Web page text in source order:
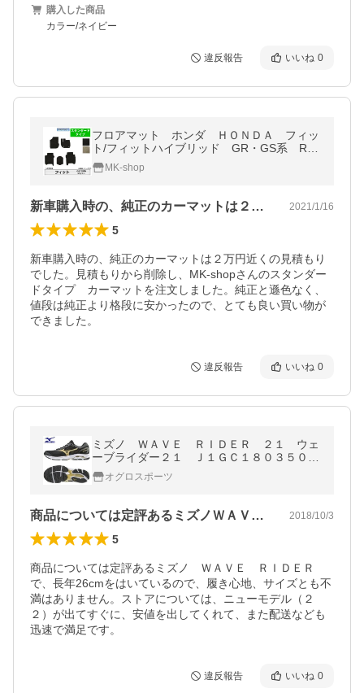
購入した商品
カラー/ネイビー
違反報告 いいね 0
フロアマット ホンダ ＨＯＮＤＡ フィッ
ト/フィットハイブリッド GR・GS系 R2/
2〜 カーマット 抗菌 消臭 スタン
ダードタイプ
MK-shop
新車購入時の、純正のカーマットは２万円… 2021/1/16
5
新車購入時の、純正のカーマットは２万円近くの見積もり
でした。見積もりから削除し、MK-shopさんのスタンダー
ドタイプ　カーマットを注文しました。純正と遜色なく、
値段は純正より格段に安かったので、とても良い買い物が
できました。
違反報告 いいね 0
ミズノ ＷＡＶＥ ＲＩＤＥＲ ２１ ウェ
ーブライダー２１ Ｊ１ＧＣ１８０３５０
フルマラソン対応 ランニングシューズ
オグロスポーツ
商品については定評あるミズノＷＡＶＥＲ… 2018/10/3
5
商品については定評あるミズノ　ＷＡＶＥ　ＲＩＤＥＲ
で、長年26cmをはいているので、履き心地、サイズとも不
満はありません。ストアについては、ニューモデル（２
２）が出てすぐに、安値を出してくれて、また配送なども
迅速で満足です。
違反報告 いいね 0